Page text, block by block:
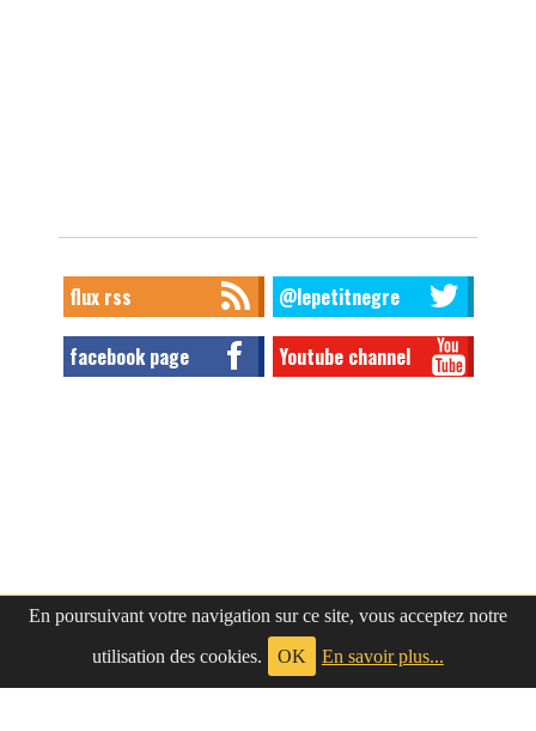
En poursuivant votre navigation sur ce site, vous acceptez notre
utilisation des cookies.
OK En savoir plus...
flux rss @lepetitnegre
facebook page Youtube channel